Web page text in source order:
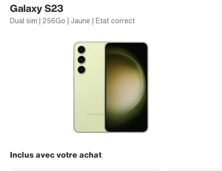
Galaxy S23
Dual sim | 256Go | Jaune | Etat correct
Inclus avec votre achat